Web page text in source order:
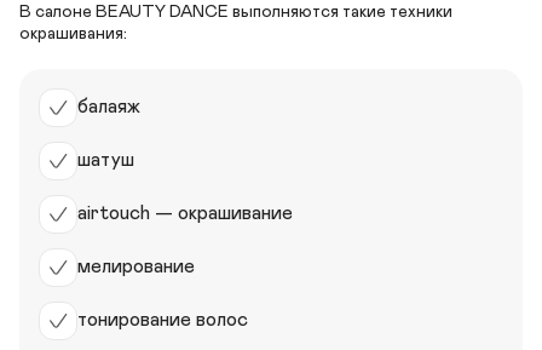
В салоне BEAUTY DANCE выполняются такие техники
балаяж
шатуш
airtouch — окрашивание
мелирование
тонирование волос